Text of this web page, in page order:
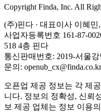
Copyright Finda, Inc. All
(주)핀다 · 대표이사 이혜민
사업자등록번호 161-87-
518 4층 핀다
통신판매번호: 2019-서울강
문의: openub_cx@finda.co.kr
오픈업 제공 정보는 각 제
니다. 정보의 정확성, 신뢰
보 제공 업체는 정보 이용